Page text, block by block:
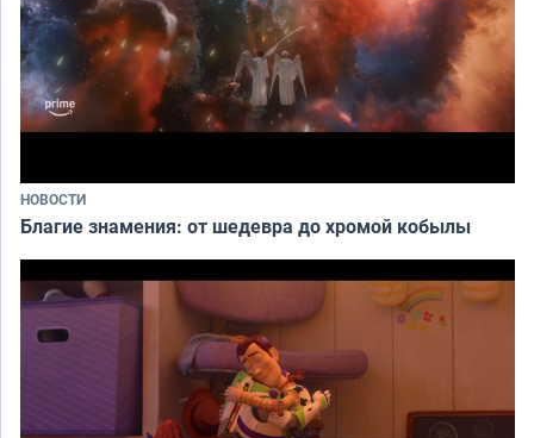
НОВОСТИ
Благие знамения: от шедевра до хромой кобылы